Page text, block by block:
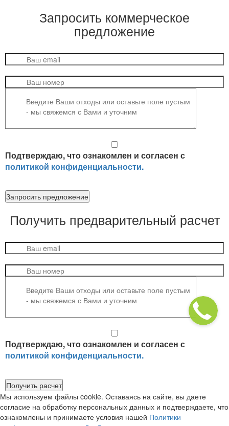
Запросить коммерческое
предложение
Подтверждаю, что ознакомлен и согласен с
политикой конфиденциальности.
Запросить предложение
Получить предварительный расчет
Подтверждаю, что ознакомлен и согласен с
политикой конфиденциальности.
Получить расчет
Мы используем файлы cookie. Оставаясь на сайте, вы даете
согласие на обработку персональных данных и подтверждаете, что
ознакомлены и принимаете условия нашей Политики